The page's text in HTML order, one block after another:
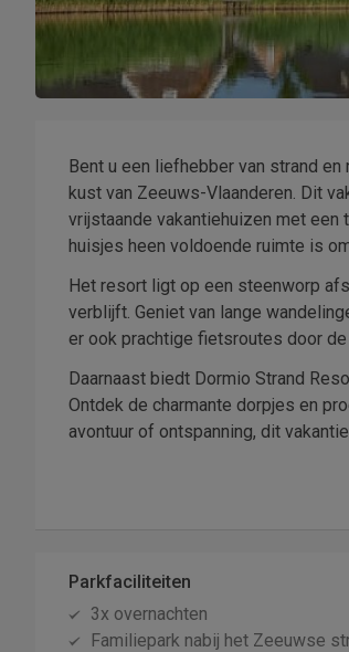
Bent u een liefhebber van strand en
kust van Zeeuws-Vlaanderen. Dit
vrijstaande vakantiehuizen met
huisjes heen voldoende ruimte is
Het resort ligt op een steenworp
verblijft. Geniet van lange
er ook prachtige fietsroutes door
Daarnaast biedt Dormio Strand
Ontdek de charmante dorpjes en
avontuur of ontspanning, dit
Parkfaciliteiten
3x overnachten
Familiepark nabij het Zeeuwse